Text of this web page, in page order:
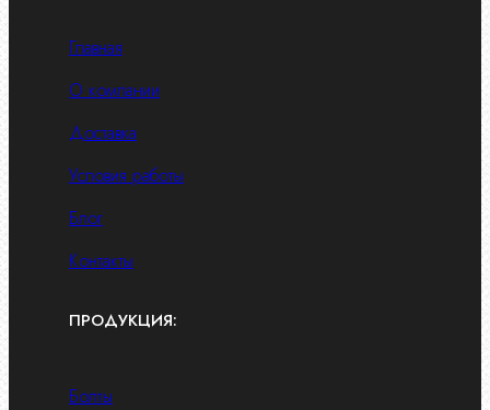
Главная
О компании
Доставка
Условия работы
Блог
Контакты
ПРОДУКЦИЯ:
Болты